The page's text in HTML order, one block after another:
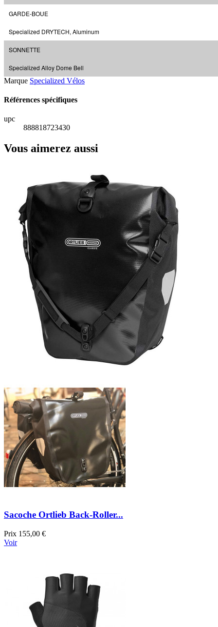
GARDE-BOUE
Specialized DRYTECH, Aluminum
SONNETTE
Specialized Alloy Dome Bell
Marque Specialized Vélos
Références spécifiques
upc
888818723430
Vous aimerez aussi
Sacoche Ortlieb Back-Roller...
Prix 155,00 €
Voir